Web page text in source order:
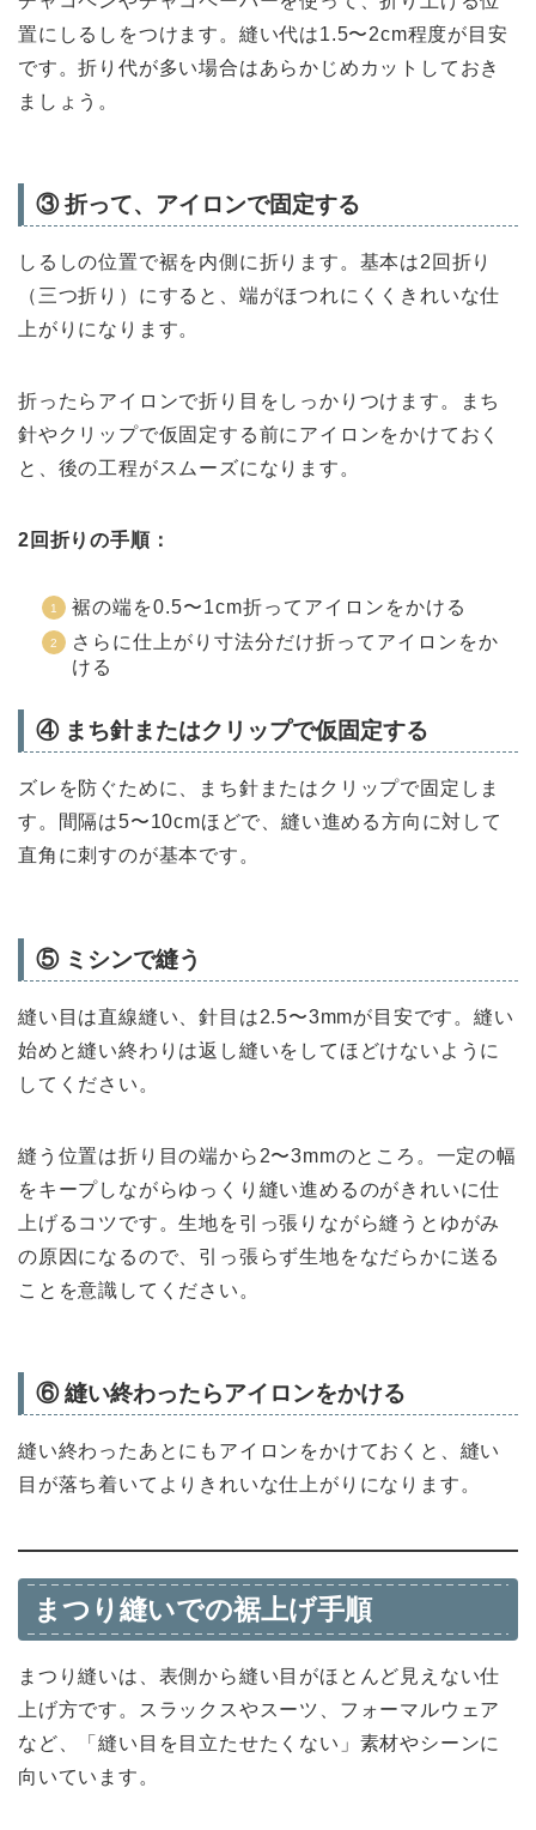
置にしるしをつけます。縫い代は1.5〜2cm程度が目安
です。折り代が多い場合はあらかじめカットしておき
ましょう。
③ 折って、アイロンで固定する
しるしの位置で裾を内側に折ります。基本は2回折り
（三つ折り）にすると、端がほつれにくくきれいな仕
上がりになります。
折ったらアイロンで折り目をしっかりつけます。まち
針やクリップで仮固定する前にアイロンをかけておく
と、後の工程がスムーズになります。
2回折りの手順：
裾の端を0.5〜1cm折ってアイロンをかける
さらに仕上がり寸法分だけ折ってアイロンをか
ける
④ まち針またはクリップで仮固定する
ズレを防ぐために、まち針またはクリップで固定しま
す。間隔は5〜10cmほどで、縫い進める方向に対して
直角に刺すのが基本です。
⑤ ミシンで縫う
縫い目は直線縫い、針目は2.5〜3mmが目安です。縫い
始めと縫い終わりは返し縫いをしてほどけないように
してください。
縫う位置は折り目の端から2〜3mmのところ。一定の幅
をキープしながらゆっくり縫い進めるのがきれいに仕
上げるコツです。生地を引っ張りながら縫うとゆがみ
の原因になるので、引っ張らず生地をなだらかに送る
ことを意識してください。
⑥ 縫い終わったらアイロンをかける
縫い終わったあとにもアイロンをかけておくと、縫い
目が落ち着いてよりきれいな仕上がりになります。
まつり縫いでの裾上げ手順
まつり縫いは、表側から縫い目がほとんど見えない仕
上げ方です。スラックスやスーツ、フォーマルウェア
など、「縫い目を目立たせたくない」素材やシーンに
向いています。